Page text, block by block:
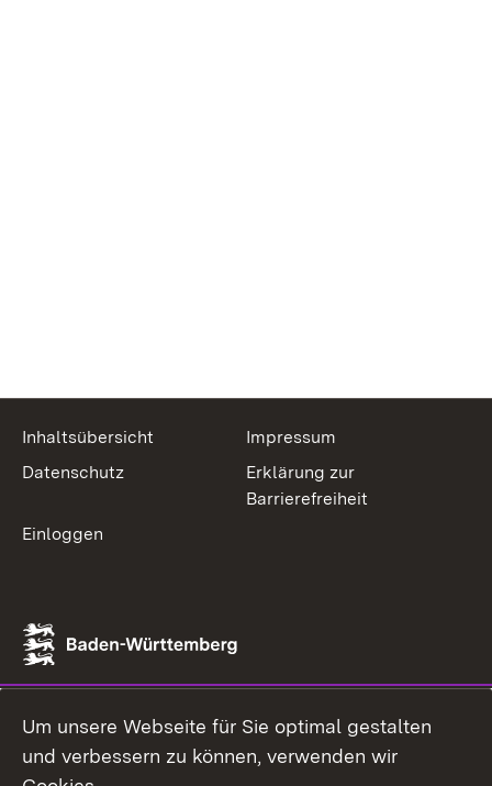
Inhaltsübersicht
Impressum
Datenschutz
Erklärung zur
Barrierefreiheit
Einloggen
Um unsere Webseite für Sie optimal gestalten
und verbessern zu können, verwenden wir